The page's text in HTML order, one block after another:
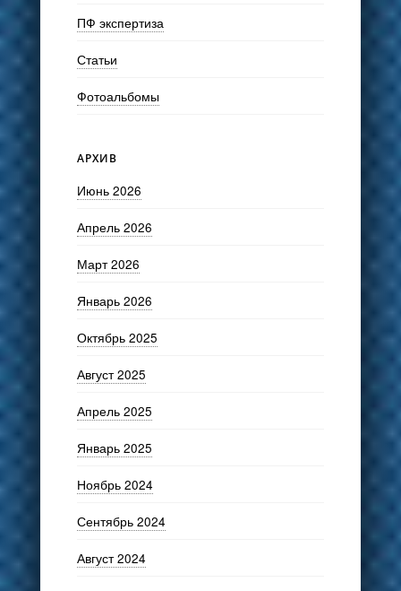
ПФ экспертиза
Статьи
Фотоальбомы
АРХИВ
Июнь 2026
Апрель 2026
Март 2026
Январь 2026
Октябрь 2025
Август 2025
Апрель 2025
Январь 2025
Ноябрь 2024
Сентябрь 2024
Август 2024